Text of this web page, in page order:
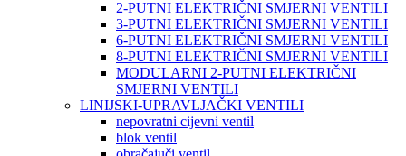
2-PUTNI ELEKTRIČNI SMJERNI VENTILI
3-PUTNI ELEKTRIČNI SMJERNI VENTILI
6-PUTNI ELEKTRIČNI SMJERNI VENTILI
8-PUTNI ELEKTRIČNI SMJERNI VENTILI
MODULARNI 2-PUTNI ELEKTRIČNI
SMJERNI VENTILI
LINIJSKI-UPRAVLJAČKI VENTILI
nepovratni cijevni ventil
blok ventil